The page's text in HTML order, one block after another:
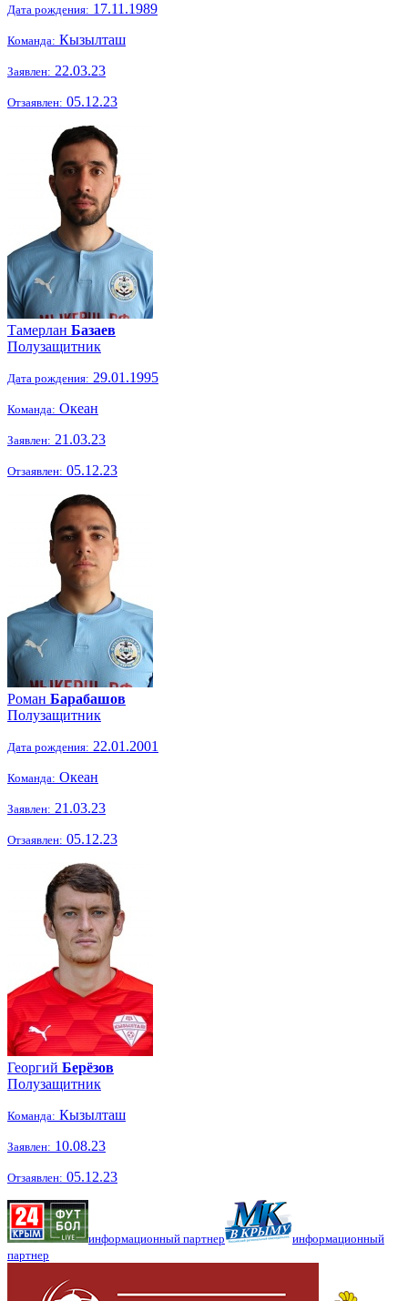
Дата рождения: 17.11.1989
Команда: Кызылташ
Заявлен: 22.03.23
Отзаявлен: 05.12.23
Тамерлан Базаев
Полузащитник
Дата рождения: 29.01.1995
Команда: Океан
Заявлен: 21.03.23
Отзаявлен: 05.12.23
Роман Барабашов
Полузащитник
Дата рождения: 22.01.2001
Команда: Океан
Заявлен: 21.03.23
Отзаявлен: 05.12.23
Георгий Берёзов
Полузащитник
Команда: Кызылташ
Заявлен: 10.08.23
Отзаявлен: 05.12.23
информационный партнер
информационный
партнер